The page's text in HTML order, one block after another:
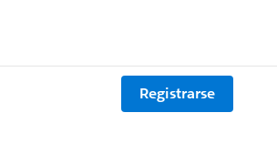
Registrarse